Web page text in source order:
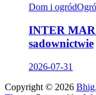
Dom i ogród
INTER MAR
sadownictwie
2026-07-31
Copyright © 2026